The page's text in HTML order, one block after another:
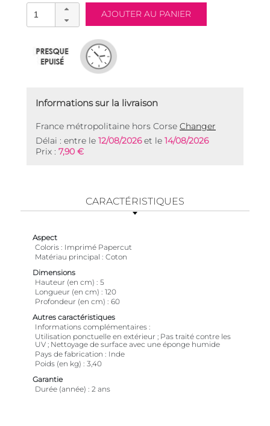
Informations sur la livraison
France métropolitaine hors Corse Changer
Délai : entre le 12/08/2026et le 14/08/2026
Prix : 7,90 €
CARACTÉRISTIQUES
Aspect
Coloris
Imprimé Papercut
Matériau principal
Coton
Dimensions
Hauteur (en cm)
5
Longueur (en cm)
120
Profondeur (en cm)
60
Autres caractéristiques
Informations complémentaires
Utilisation ponctuelle en extérieur ; Pas traité contre les
UV ; Nettoyage de surface avec une éponge humide
Pays de fabrication
Inde
Poids (en kg)
3,40
Garantie
Durée (année)
2 ans